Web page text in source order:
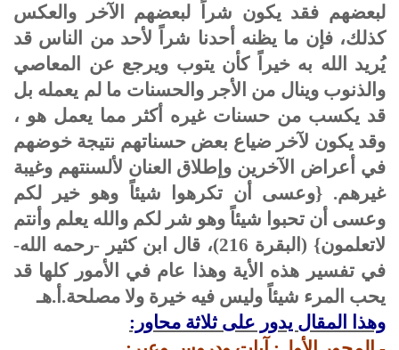
لبعضهم فقد يكون شراً لبعضهم الآخر والعكس
كذلك، فإن ما يظنه أحدنا شراً لأحد من الناس قد
يُريد الله به خيراً كأن يتوب ويرجع عن المعاصي
والذنوب وينال من الأجر والحسنات ما لم يعمله بل
قد يكسب من حسنات غيره أكثر مما يعمل هو ،
وقد يكون لآخر ضياع بعض حسناتهم نتيجة خوضهم
في أعراض الآخرين وإطلاق العنان لألسنتهم وغيبة
غيرهم. {وعسى أن تكرهوا شيئاً وهو خير لكم
وعسى أن تحبوا شيئاً وهو شر لكم والله يعلم وأنتم
لاتعلمون} (البقرة 216)، قال ابن كثير -رحمه الله-
في تفسير هذه الأية وهذا عام في الأمور كلها قد
يحب المرء شيئاً وليس فيه خيرة ولا مصلحة.أ.هـ
وهذا المقال يدور على ثلاثة محاور: